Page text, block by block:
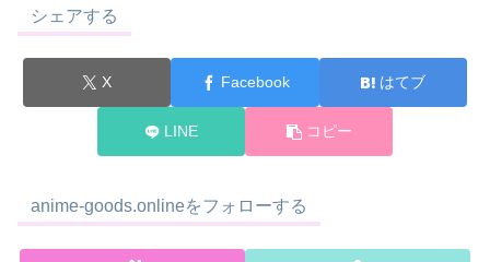
シェアする
X Facebook はてブ
LINE コピー
anime-goods.onlineをフォローする